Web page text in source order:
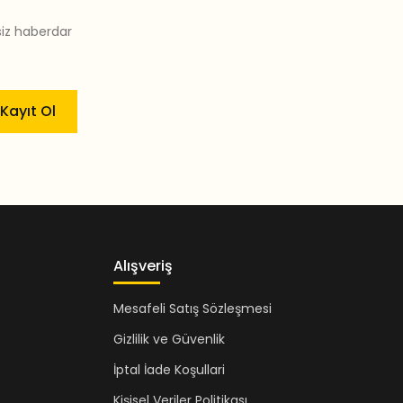
haberdar
Kayıt Ol
Alışveriş
Mesafeli Satış Sözleşmesi
Gizlilik ve Güvenlik
İptal İade Koşullari